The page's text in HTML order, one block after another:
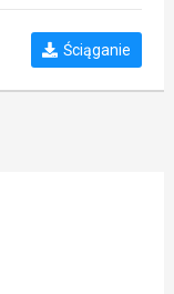
Ściąganie